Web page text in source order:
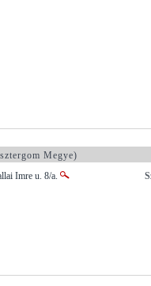
Megye)
Imre u. 8/a.